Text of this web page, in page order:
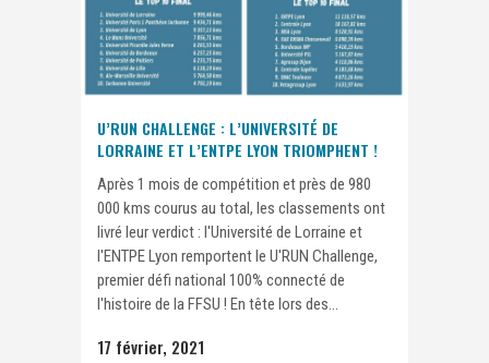
U’RUN CHALLENGE : L’UNIVERSITÉ DE
LORRAINE ET L’ENTPE LYON TRIOMPHENT !
Après 1 mois de compétition et près de 980
000 kms courus au total, les classements ont
livré leur verdict : l'Université de Lorraine et
l'ENTPE Lyon remportent le U'RUN Challenge,
premier défi national 100% connecté de
l'histoire de la FFSU ! En tête lors des...
17 février, 2021